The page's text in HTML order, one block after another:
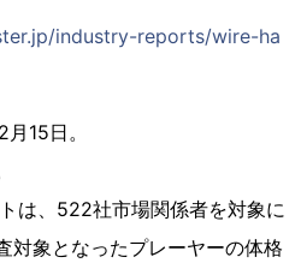
industry-reports/wire-ha
15日。
は、522社市場関係者を対象に
対象となったプレーヤーの体格